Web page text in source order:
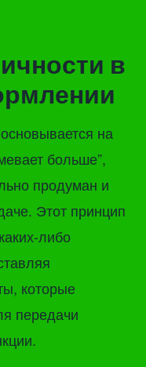
в
на
больше”,
продуман и
Этот принцип
либо
которые
передачи